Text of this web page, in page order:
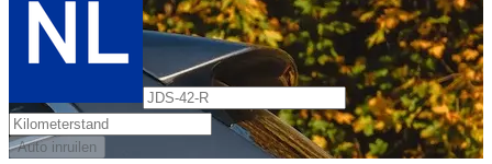
Auto inruilen